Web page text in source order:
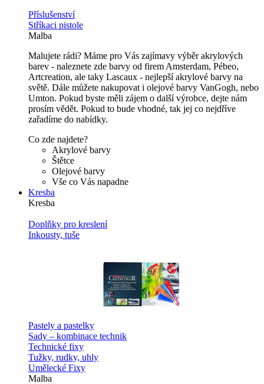
Příslušenství
Stříkaci pistole
Malba
Malujete rádi? Máme pro Vás zajímavy výběr akrylových
barev - naleznete zde barvy od firem Amsterdam, Pébeo,
Artcreation, ale taky Lascaux - nejlepší akrylové barvy na
světě. Dále můžete nakupovat i olejové barvy VanGogh, nebo
Umton. Pokud byste měli zájem o další výrobce, dejte nám
prosím vědět. Pokud to bude vhodné, tak jej co nejdříve
zařadíme do nabídky.
Co zde najdete?
Akrylové barvy
Štětce
Olejové barvy
Vše co Vás napadne
Kresba
Kresba
Doplňky pro kreslení
Inkousty, tuše
Pastely a pastelky
Sady – kombinace technik
Technické fixy
Tužky, rudky, uhly
Umělecké Fixy
Malba